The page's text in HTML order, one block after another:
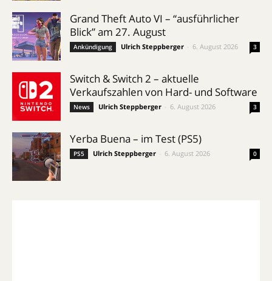
Grand Theft Auto VI – “ausführlicher
Blick” am 27. August
Ankündigung Ulrich Steppberger 6. August 2026 3
Switch & Switch 2 – aktuelle
Verkaufszahlen von Hard- und Software
News Ulrich Steppberger 6. August 2026 3
Yerba Buena – im Test (PS5)
PS5 Ulrich Steppberger 6. August 2026 0